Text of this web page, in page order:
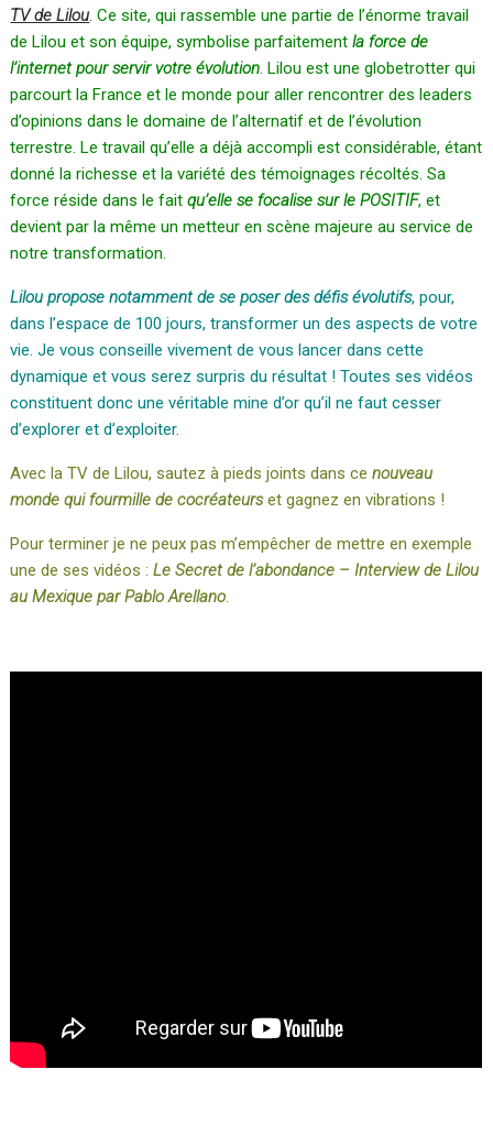
TV de Lilou.Ce site, qui rassemble une partie de l’énorme travail
de Lilou et son équipe, symbolise parfaitementla force de
l’internet pour servir votre évolution. Lilou est une globetrotter qui
parcourt la France et le monde pour aller rencontrer des leaders
d’opinions dans le domaine de l’alternatif et de l’évolution
terrestre. Le travail qu’elle a déjà accompli est considérable, étant
donné la richesse et la variété des témoignages récoltés. Sa
force réside dans le faitqu’elle se focalise sur le POSITIF, et
devient par la même un metteur en scène majeure au service de
notre transformation.
Lilou propose notamment de se poser des défis évolutifs, pour,
dans l’espace de 100 jours, transformer un des aspects de votre
vie. Je vous conseille vivement de vous lancer dans cette
dynamique et vous serez surpris du résultat ! Toutes ses vidéos
constituent donc une véritable mine d’or qu’il ne faut cesser
d’explorer et d’exploiter.
Avec la TV de Lilou, sautez à pieds joints dans cenouveau
monde qui fourmille de cocréateurset gagnez en vibrations !
Pour terminer je ne peux pas m’empêcher de mettre en exemple
une de ses vidéos :Le Secret de l’abondance – Interview de Lilou
au Mexique par Pablo Arellano.